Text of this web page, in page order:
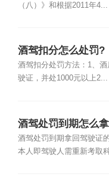
（八）》和根据2011年4...
酒驾扣分怎么处罚?
酒驾扣分处罚方法：1、
驶证，并处1000元以上2...
酒驾处罚到期怎么
酒驾处罚到期拿回驾驶证
本人即驾驶人需重新考取